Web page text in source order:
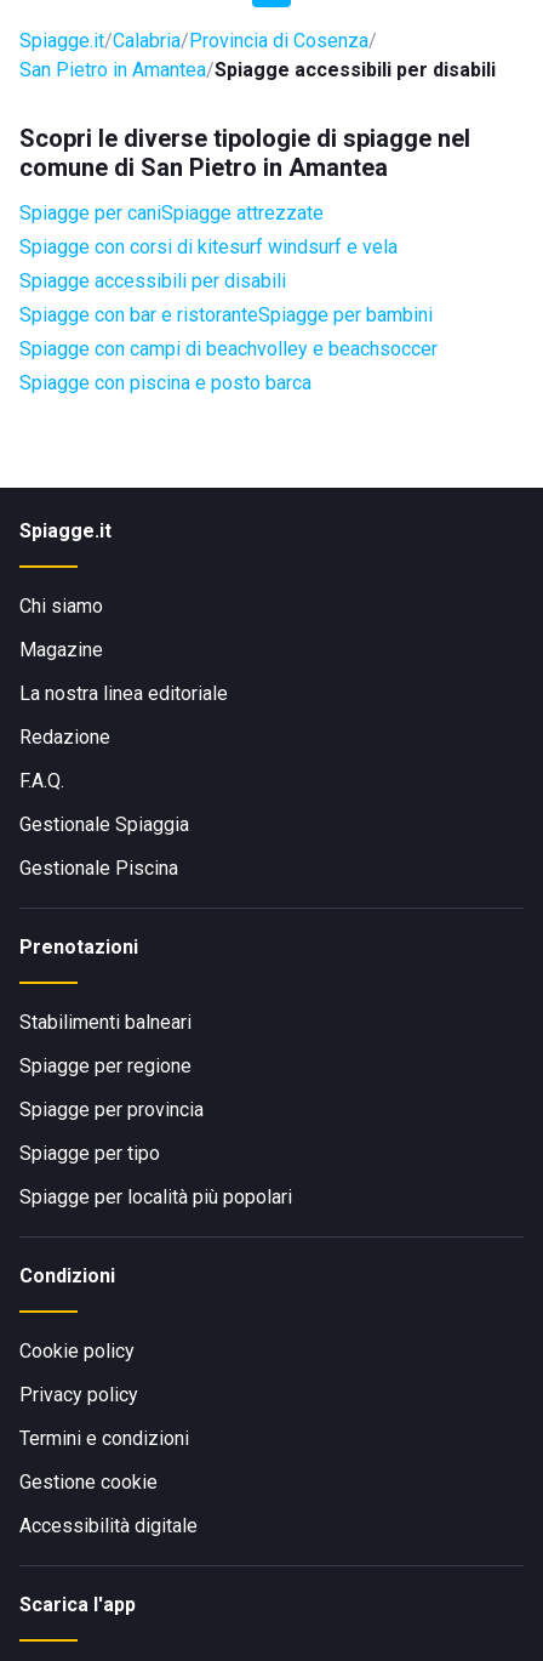
Spiagge.it Calabria Provincia di Cosenza
San Pietro in Amantea Spiagge accessibili per disabili
Scopri le diverse tipologie di spiagge nel
comune di San Pietro in Amantea
Spiagge per caniSpiagge attrezzate
Spiagge con corsi di kitesurf windsurf e vela
Spiagge accessibili per disabili
Spiagge con bar e ristoranteSpiagge per bambini
Spiagge con campi di beachvolley e beachsoccer
Spiagge con piscina e posto barca
Spiagge.it
Chi siamo
Magazine
La nostra linea editoriale
Redazione
F.A.Q.
Gestionale Spiaggia
Gestionale Piscina
Prenotazioni
Stabilimenti balneari
Spiagge per regione
Spiagge per provincia
Spiagge per tipo
Spiagge per località più popolari
Condizioni
Cookie policy
Privacy policy
Termini e condizioni
Gestione cookie
Accessibilità digitale
Scarica l'app